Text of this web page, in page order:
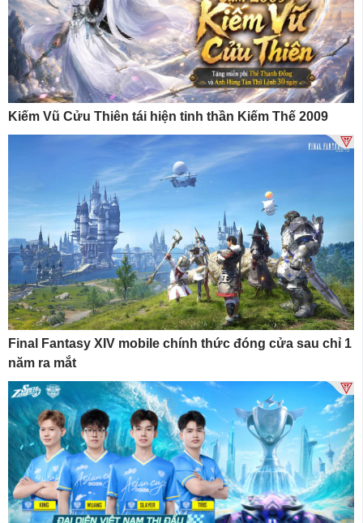
Kiếm Vũ Cửu Thiên tái hiện tinh thần Kiếm Thế 2009
Final Fantasy XIV mobile chính thức đóng cửa sau chỉ 1
năm ra mắt